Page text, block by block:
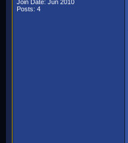
Join Date: Jun 2010
Posts: 4